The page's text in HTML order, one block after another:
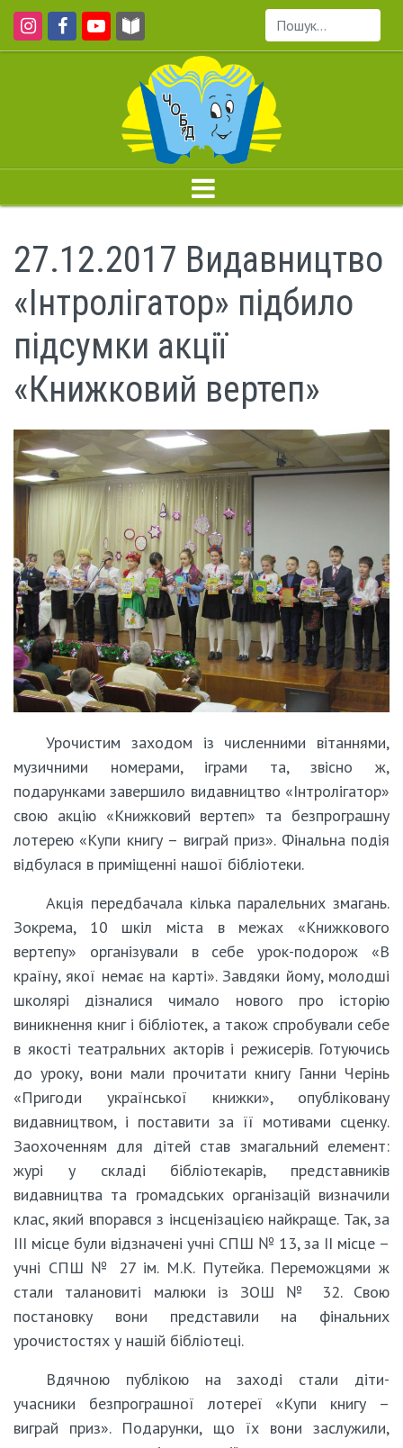
Пошук...
27.12.2017 Видавництво
«Інтролігатор» підбило
підсумки акції
«Книжковий вертеп»
Урочистим заходом із численними вітаннями,
музичними номерами, іграми та, звісно ж,
подарунками завершило видавництво «Інтролігатор»
свою акцію «Книжковий вертеп» та безпрограшну
лотерею «Купи книгу – виграй приз». Фінальна подія
відбулася в приміщенні нашої бібліотеки.
Акція передбачала кілька паралельних змагань.
Зокрема, 10 шкіл міста в межах «Книжкового
вертепу» організували в себе урок-подорож «В
країну, якої немає на карті». Завдяки йому, молодші
школярі дізналися чимало нового про історію
виникнення книг і бібліотек, а також спробували себе
в якості театральних акторів і режисерів. Готуючись
до уроку, вони мали прочитати книгу Ганни Черінь
«Пригоди української книжки», опубліковану
видавництвом, і поставити за її мотивами сценку.
Заохоченням для дітей став змагальний елемент:
журі у складі бібліотекарів, представників
видавництва та громадських організацій визначили
клас, який впорався з інсценізацією найкраще. Так, за
ІІІ місце були відзначені учні СПШ № 13, за ІІ місце –
учні СПШ № 27 ім. М.К. Путейка. Переможцями ж
стали талановиті малюки із ЗОШ № 32. Свою
постановку вони представили на фінальних
урочистостях у нашій бібліотеці.
Вдячною публікою на заході стали діти-
учасники безпрограшної лотереї «Купи книгу –
виграй приз». Подарунки, що їх вони заслужили,